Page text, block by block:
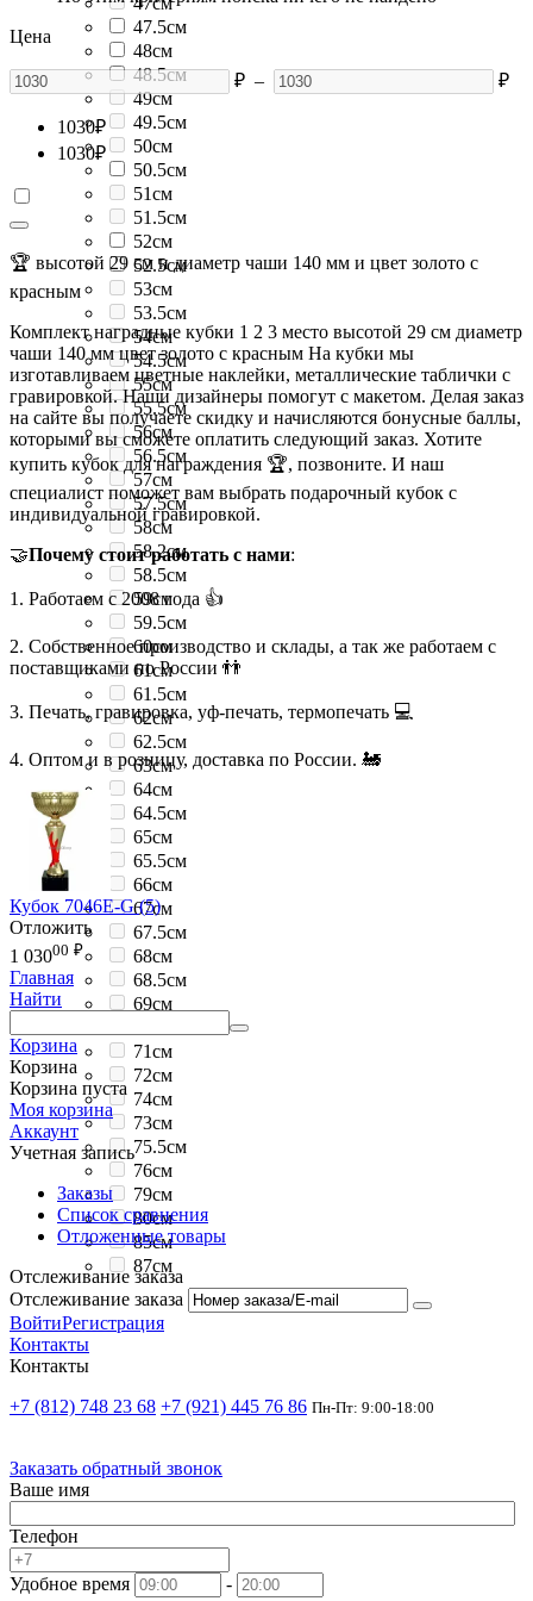
47.5см
48см
48.5см
49см
49.5см
50см
50.5см
51см
51.5см
52см
52.5см
53см
53.5см
54см
54.5см
55см
55.5см
56см
56.5см
57см
57.5см
58см
58.2см
58.5см
59см
59.5см
60см
61см
61.5см
62см
62.5см
63см
64см
64.5см
65см
65.5см
66см
67см
67.5см
68см
68.5см
69см
71см
72см
74см
73см
75.5см
76см
79см
80см
85см
87см
Цена
₽ – ₽
1030₽
1030₽
🏆 высотой 29 см и диаметр чаши 140 мм и цвет золото с
красным
Комплект наградные кубки 1 2 3 место высотой 29 см диаметр
чаши 140 мм цвет золото с красным На кубки мы
изготавливаем цветные наклейки, металлические таблички с
гравировкой. Наши дизайнеры помогут с макетом. Делая заказ
на сайте вы получаете скидку и начисляются бонусные баллы,
которыми вы сможете оплатить следующий заказ. Хотите
купить кубок для награждения 🏆, позвоните. И наш
специалист поможет вам выбрать подарочный кубок с
индивидуальной гравировкой.
🤝Почему стоит работать с нами:
1. Работаем с 2008 года 👍
2. Собственное производство и склады, а так же работаем с
поставщиками по России 👬
3. Печать, гравировка, уф-печать, термопечать 💻
4. Оптом и в розницу, доставка по России. 🚂
Кубок 7046E-G (5)
Отложить
1 03000 ₽
Главная
Найти
Корзина
Корзина
Корзина пуста
Моя корзина
Аккаунт
Учетная запись
Заказы
Список сравнения
Отложенные товары
Отслеживание заказа
Отслеживание заказа
ВойтиРегистрация
Контакты
Контакты
+7 (812) 748 23 68 +7 (921) 445 76 86 Пн-Пт: 9:00-18:00
Заказать обратный звонок
Ваше имя
Телефон
Удобное время
-